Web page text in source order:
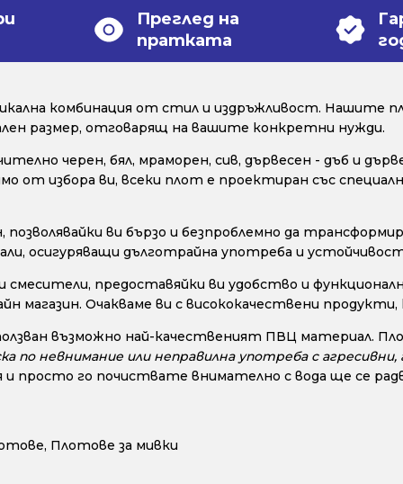
Преглед на
пратката
комбинация от стил и издръжливост. Нашите
размер, отговарящ на вашите конкретни нужди.
черен, бял, мраморен, сив, дървесен - дъб и
от избора ви, всеки плот е проектиран със
ви бързо и безпроблемно да
осигуряващи дълготрайна употреба и устойчивост
предоставяйки ви удобство и
магазин. Очакваме ви с висококачествени
възможно най-качественият ПВЦ материал.
по невнимание или неправилна употреба с
просто го почиствате внимателно с вода ще се
, Плотове за мивки